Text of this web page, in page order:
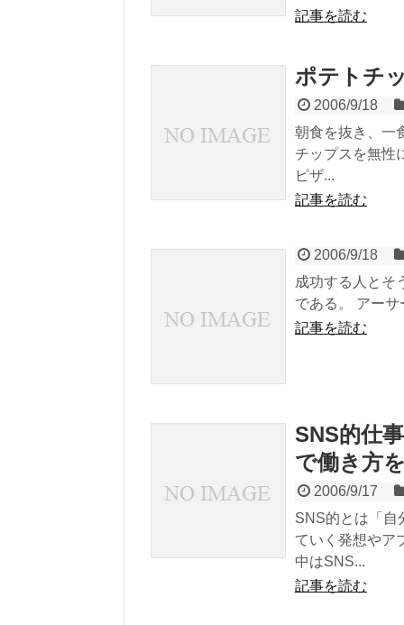
記事を読む
ポテトチ
2006/9/18
朝食を抜き、一
チップスを無性
ピザ...
記事を読む
2006/9/18
成功する人とそ
である。 アー
記事を読む
SNS的仕
で働き方
2006/9/17
SNS的とは「自
ていく発想やア
中はSNS...
記事を読む